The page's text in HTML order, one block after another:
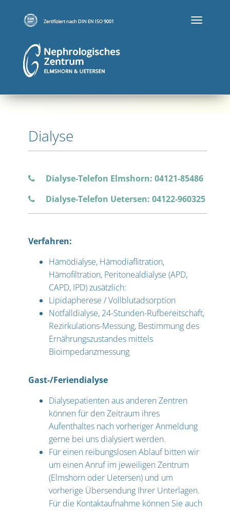
A
N
Dialyse
Dialyse
Dialyse-Telefon Elmshorn: 04121-85486
Dialyse-Telefon Uetersen: 04122-960325
Verfahren:
Hämödialyse, Hämodiaflitration,
Hämofiltration, Peritonealdialyse (APD,
CAPD, IPD) zusätzlich:
Lipidapherese / Vollblutadsorption
Notfalldialyse, 24-Stunden-Rufbereitschaft,
Rezirkulations-Messung, Bestimmung des
Ernährungszustandes mittels
Bioimpedanzmessung
Gast-/Feriendialyse
Dialysepatienten aus anderen Zentren
können für den Zeitraum ihres
Aufenthaltes nach vorheriger Anmeldung
gerne bei uns dialysiert werden.
Für einen reibungslosen Ablauf bitten wir
um einen Anruf im jeweiligen Zentrum
(Elmshorn oder Uetersen) und um
vorherige Übersendung Ihrer Unterlagen.
Für die Kontaktaufnahme können Sie auch